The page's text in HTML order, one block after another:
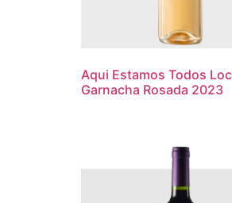
Aqui Estamos Todos
Garnacha Rosada 2023